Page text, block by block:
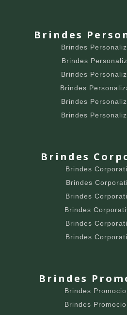
Brindes
Brindes
Brindes
Brindes
Brindes
Brindes
Brindes
Brindes
Brindes
Brindes
Brindes
Brindes
Brindes
Brindes
Brindes
Brindes
Brindes